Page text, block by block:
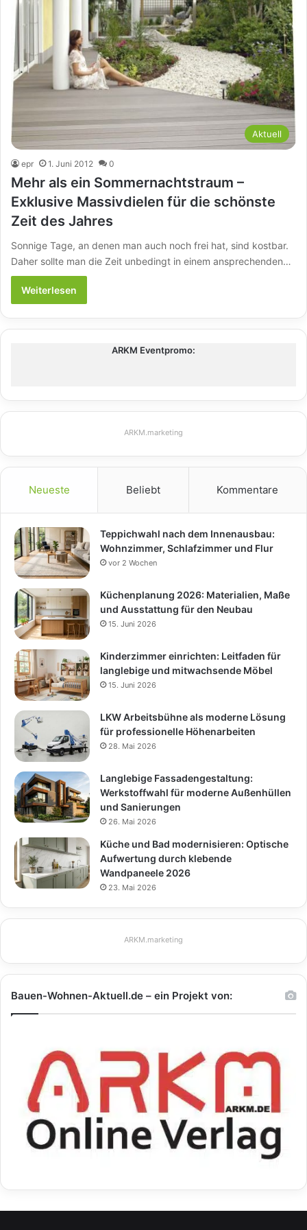
Aktuell
epr 1. Juni 2012 0
Mehr als ein Sommernachtstraum –
Exklusive Massivdielen für die schönste
Zeit des Jahres
Sonnige Tage, an denen man auch noch frei hat, sind kostbar.
Daher sollte man die Zeit unbedingt in einem ansprechenden…
Weiterlesen
ARKM Eventpromo:
ARKM.marketing
Neueste Beliebt Kommentare
Teppichwahl nach dem Innenausbau:
Wohnzimmer, Schlafzimmer und Flur
vor 2 Wochen
Küchenplanung 2026: Materialien, Maße
und Ausstattung für den Neubau
15. Juni 2026
Kinderzimmer einrichten: Leitfaden für
langlebige und mitwachsende Möbel
15. Juni 2026
LKW Arbeitsbühne als moderne Lösung
für professionelle Höhenarbeiten
28. Mai 2026
Langlebige Fassadengestaltung:
Werkstoffwahl für moderne Außenhüllen
und Sanierungen
26. Mai 2026
Küche und Bad modernisieren: Optische
Aufwertung durch klebende
Wandpaneele 2026
23. Mai 2026
ARKM.marketing
Bauen-Wohnen-Aktuell.de – ein Projekt von: